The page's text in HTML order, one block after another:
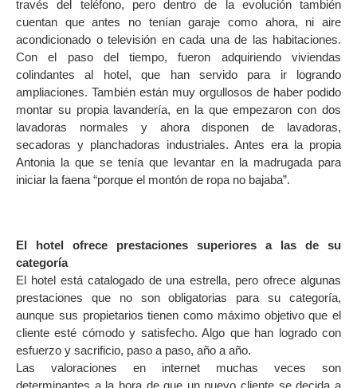
través del teléfono, pero dentro de la evolución también
cuentan que antes no tenían garaje como ahora, ni aire
acondicionado o televisión en cada una de las habitaciones.
Con el paso del tiempo, fueron adquiriendo viviendas
colindantes al hotel, que han servido para ir logrando
ampliaciones. También están muy orgullosos de haber podido
montar su propia lavandería, en la que empezaron con dos
lavadoras normales y ahora disponen de lavadoras,
secadoras y planchadoras industriales. Antes era la propia
Antonia la que se tenía que levantar en la madrugada para
iniciar la faena “porque el montón de ropa no bajaba”.
El hotel ofrece prestaciones superiores a las de su
categoría
El hotel está catalogado de una estrella, pero ofrece algunas
prestaciones que no son obligatorias para su categoría,
aunque sus propietarios tienen como máximo objetivo que el
cliente esté cómodo y satisfecho. Algo que han logrado con
esfuerzo y sacrificio, paso a paso, año a año.
Las valoraciones en internet muchas veces son